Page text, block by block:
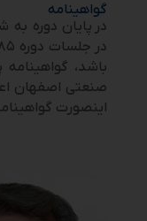
گواهینامه
در پایان دوره
باشد،
صنعتی اصفهان
اینصورت